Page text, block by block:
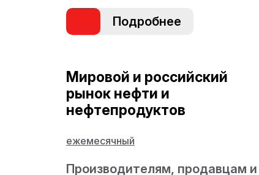
Подробнее
Мировой и российский
рынок нефти и
нефтепродуктов
ежемесячный
Производителям, продавцам и